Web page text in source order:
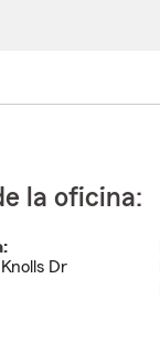
la oficina:
Dr